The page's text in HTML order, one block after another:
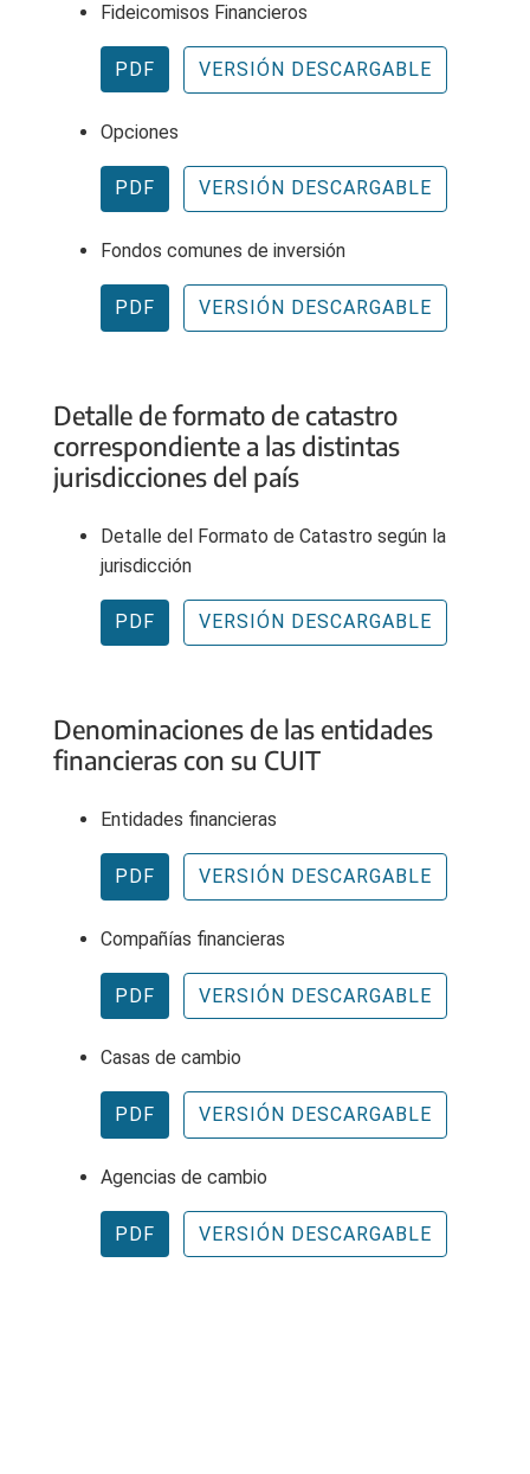
Fideicomisos Financieros
PDF VERSIÓN DESCARGABLE
Opciones
PDF VERSIÓN DESCARGABLE
Fondos comunes de inversión
PDF VERSIÓN DESCARGABLE
Detalle de formato de catastro
correspondiente a las distintas
jurisdicciones del país
Detalle del Formato de Catastro según la
jurisdicción
PDF VERSIÓN DESCARGABLE
Denominaciones de las entidades
financieras con su CUIT
Entidades financieras
PDF VERSIÓN DESCARGABLE
Compañías financieras
PDF VERSIÓN DESCARGABLE
Casas de cambio
PDF VERSIÓN DESCARGABLE
Agencias de cambio
PDF VERSIÓN DESCARGABLE